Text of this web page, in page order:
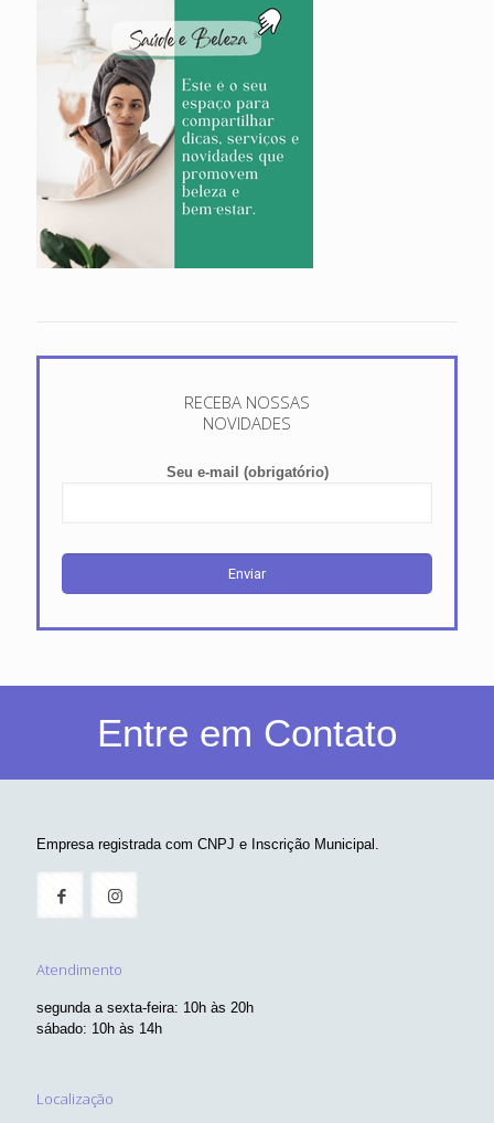
RECEBA NOSSAS
NOVIDADES
Seu e-mail (obrigatório)
Entre em Contato
Empresa registrada com CNPJ e Inscrição Municipal.
Atendimento
segunda a sexta-feira: 10h às 20h
sábado: 10h às 14h
Localização